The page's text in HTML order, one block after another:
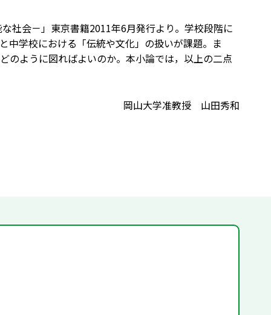
社会－」東京書籍2011年6月発行より。学校段階に
中学校における「伝統や文化」の扱いが課題。ま
のように図ればよいのか。本小論では，以上の二点
岡山大学准教授 山田秀和